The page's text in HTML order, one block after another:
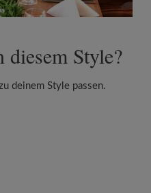
Style?
deinem Style passen.